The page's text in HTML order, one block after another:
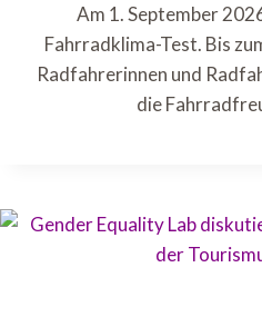
Am 1. September
Fahrradklima-Test. Bis
Radfahrerinnen und
die